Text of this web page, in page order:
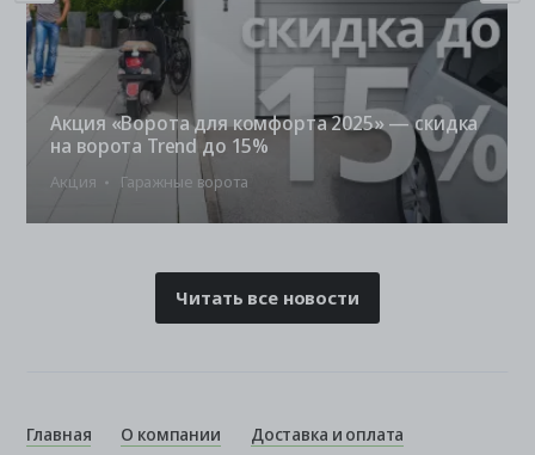
Акция «Ворота для комфорта 2025» — скидка
на ворота Trend до 15%
Акция Гаражные ворота
Читать все новости
Главная О компании
Доставка и оплата